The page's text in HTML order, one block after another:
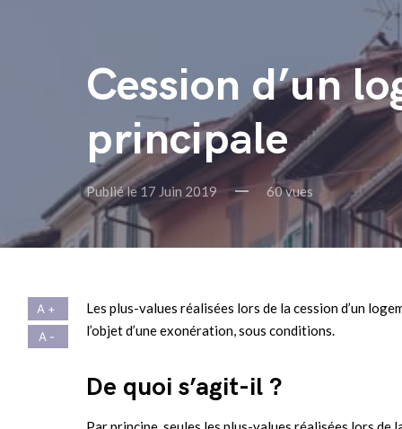
Cession d’un
principale
Publié le 17 Juin 2019 60 vues
Les plus-values réalisées lors de la cession d’un
l’objet d’une exonération, sous conditions.
De quoi s’agit-il ?